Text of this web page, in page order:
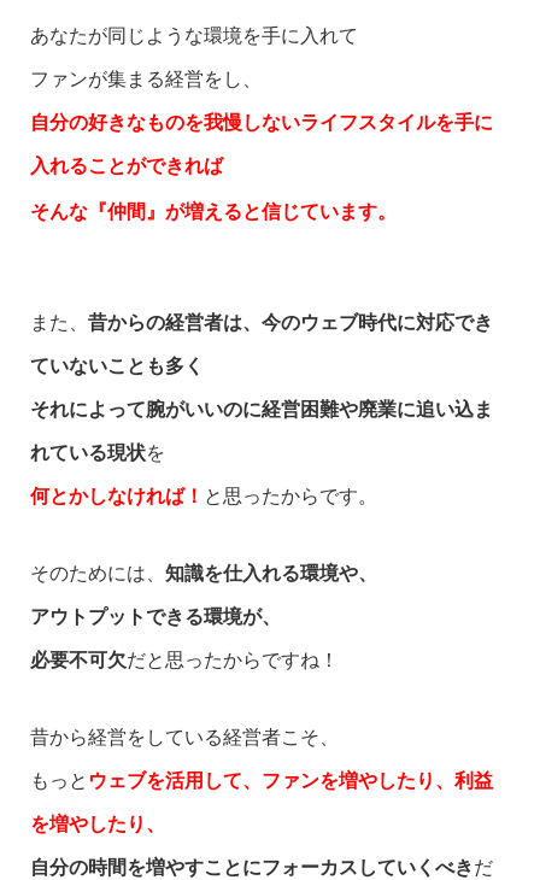
あなたが同じような環境を手に入れて
ファンが集まる経営をし、
自分の好きなものを我慢しないライフスタイルを手に
入れることができれば
そんな 『仲間』が増えると信じています。
また、 昔からの経営者は、今のウェブ時代に対応でき
ていないことも多く
それによって腕がいいのに経営困難や廃業に追い込ま
れている現状を
何とかしなければ！ と思ったからです。
そのためには、 知識を仕入れる環境や、
アウトプットできる環境が、
必要不可欠だと思ったからですね！
昔から経営をしている経営者こそ、
もっと ウェブを活用して、ファンを増やしたり、利益
を増やしたり、
自分の時間を増やすことにフォーカスしていくべきだ